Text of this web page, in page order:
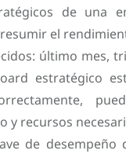
de una
el
último mes,
estratégico
y recursos
de desempeño